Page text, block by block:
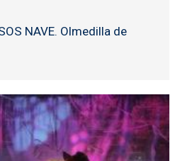
NAVE. Olmedilla de